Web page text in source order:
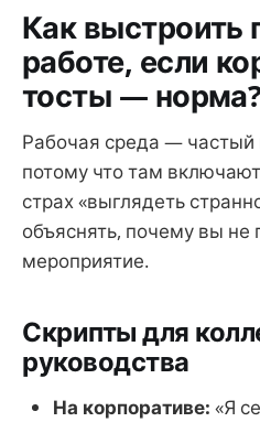
Как выстроить
работе, если
тосты —
Рабочая среда — частый
потому что там
страх «выглядеть
объяснять, почему вы не
мероприятие.
Скрипты для
руководства
На корпоративе: «Я